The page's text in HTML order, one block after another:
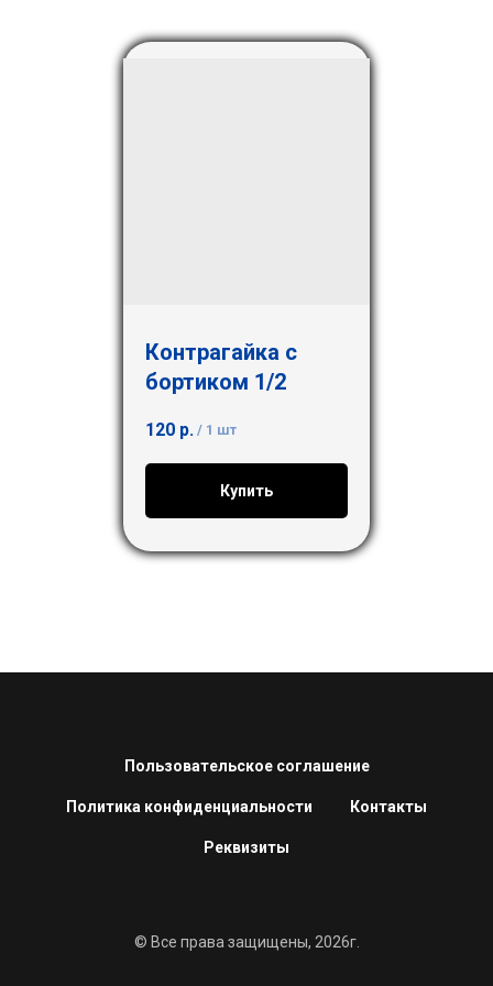
Контрагайка с
бортиком 1/2
120 р. / 1 шт
Купить
Пользовательское соглашение
Политика конфиденциальности Контакты
Реквизиты
© Все права защищены, 2026г.